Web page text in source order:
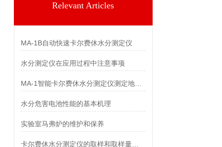
Relevant Articles
MA-1B自动快速卡尔费休水分测定仪
水分测定仪在应用过程中注意事项
水分危害电池性能的基本机理
实验室马弗炉的维护和保养